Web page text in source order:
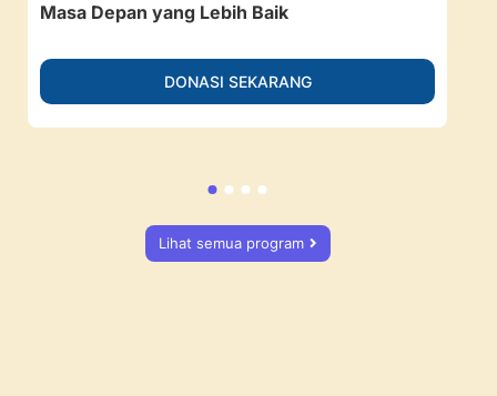
Masa Depan yang Lebih Baik
DONASI SEKARANG
Lihat semua program